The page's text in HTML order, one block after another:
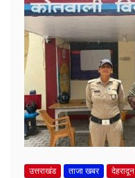
उत्तराखंड ताजा खबर देहरादून